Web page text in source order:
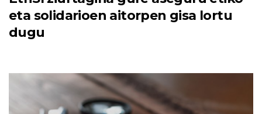
eta solidarioen aitorpen gisa lortu
dugu